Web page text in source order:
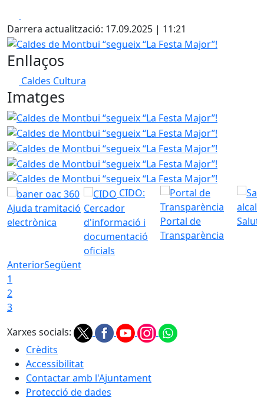
Darrera actualització: 17.09.2025 | 11:21
Caldes de Montbui “segueix “La Festa Major”!
Enllaços
Caldes Cultura
Imatges
Caldes de Montbui “segueix “La Festa Major”!
Ajuda tramitació
electrònica
CIDO:
Cercador
d'informació i
documentació
oficials
Portal de
Transparència
AnteriorSegüent
1
2
3
Xarxes socials:
Crèdits
Accessibilitat
Contactar amb l'Ajuntament
Protecció de dades